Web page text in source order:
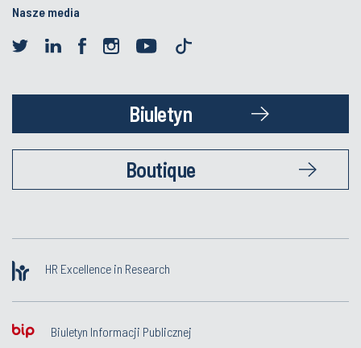
Nasze media
Biuletyn
Boutique
HR Excellence in Research
Biuletyn Informacji Publicznej